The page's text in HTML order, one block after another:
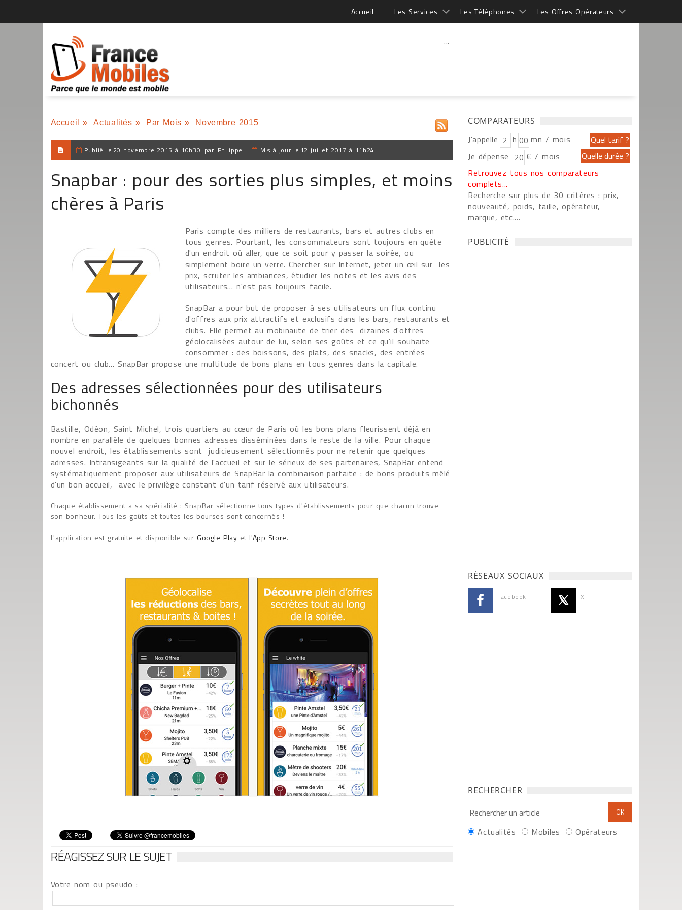
Accueil Les Services Les Téléphones Les Offres Opérateurs
...
Accueil » Actualités » Par Mois » Novembre 2015
Publié le 20 novembre 2015 à 10h30 par Philippe | Mis à jour le 12 juillet 2017 à 11h24
Snapbar : pour des sorties plus simples, et moins
chères à Paris
Paris compte des milliers de restaurants, bars et autres clubs en
tous genres. Pourtant, les consommateurs sont toujours en quête
d'un endroit où aller, que ce soit pour y passer la soirée, ou
simplement boire un verre. Chercher sur Internet, jeter un œil sur les
prix, scruter les ambiances, étudier les notes et les avis des
utilisateurs… n'est pas toujours facile.
SnapBar a pour but de proposer à ses utilisateurs un flux continu
d'offres aux prix attractifs et exclusifs dans les bars, restaurants et
clubs. Elle permet au mobinaute de trier des dizaines d'offres
géolocalisées autour de lui, selon ses goûts et ce qu'il souhaite
consommer : des boissons, des plats, des snacks, des entrées
concert ou club… SnapBar propose une multitude de bons plans en tous genres dans la capitale.
Des adresses sélectionnées pour des utilisateurs
bichonnés
Bastille, Odéon, Saint Michel, trois quartiers au cœur de Paris où les bons plans fleurissent déjà en
nombre en parallèle de quelques bonnes adresses disséminées dans le reste de la ville. Pour chaque
nouvel endroit, les établissements sont judicieusement sélectionnés pour ne retenir que quelques
adresses. Intransigeants sur la qualité de l'accueil et sur le sérieux de ses partenaires, SnapBar entend
systématiquement proposer aux utilisateurs de SnapBar la combinaison parfaite : de bons produits mêlé
d'un bon accueil, avec le privilège constant d'un tarif réservé aux utilisateurs.
Chaque établissement a sa spécialité : SnapBar sélectionne tous types d'établissements pour que chacun trouve
son bonheur. Tous les goûts et toutes les bourses sont concernés !
L'application est gratuite et disponible sur Google Play et l'App Store.
RÉAGISSEZ SUR LE SUJET
Votre nom ou pseudo :
COMPARATEURS
J'appelle h
mn / mois
Je dépense
€ / mois
Retrouvez tous nos comparateurs
complets...
Recherche sur plus de 30 critères : prix,
nouveauté, poids, taille, opérateur,
marque, etc....
PUBLICITÉ
RÉSEAUX SOCIAUX
Facebook X
RECHERCHER
Actualités Mobiles Opérateurs